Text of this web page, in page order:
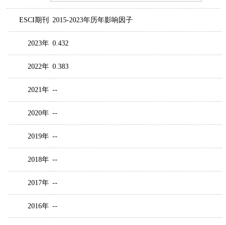
ESCI期刊 2015-2023年历年影响因子
2023年 0.432
2022年 0.383
2021年 --
2020年 --
2019年 --
2018年 --
2017年 --
2016年 --